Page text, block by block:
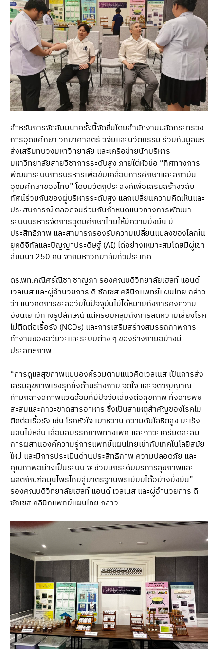
สำหรับการจัดสัมมนาครั้งนี้จัดขึ้นโดยสำนักงานปลัดกระทรวง
การอุดมศึกษา วิทยาศาสตร์ วิจัยและนวัตกรรม ร่วมกับมูลนิธิ
ส่งเสริมทบวงมหาวิทยาลัย และเครือข่ายนักบริหาร
มหาวิทยาลัยสายวิชาการระดับสูง ภายใต้หัวข้อ “ทิศทางการ
พัฒนาระบบการบริหารเพื่อขับเคลื่อนการศึกษาและสถาบัน
อุดมศึกษาของไทย” โดยมีวัตถุประสงค์เพื่อเสริมสร้างวิสัย
ทัศน์ร่วมกันของผู้บริหารระดับสูง แลกเปลี่ยนความคิดเห็นและ
ประสบการณ์ ตลอดจนร่วมกันกำหนดแนวทางการพัฒนา
ระบบบริหารจัดการอุดมศึกษาไทยให้มีความยั่งยืน มี
ประสิทธิภาพ และสามารถรองรับความเปลี่ยนแปลงของโลกใน
ยุคดิจิทัลและปัญญาประดิษฐ์ (AI) ได้อย่างเหมาะสมโดยมีผู้เข้า
สัมมนา 250 คน จากมหาวิทยาลัยทั่วประเทศ
ดร.พท.คณิศร์ณิชา ชาญภา รองคณบดีวิทยาลัยเฮลท์ แอนด์
เวลเนส และผู้อำนวยการ ดี ซักเซส คลินิกแพทย์แผนไทย กล่าว
ว่า แนวคิดการชะลอวัยในปัจจุบันไม่ได้หมายถึงการคงความ
อ่อนเยาว์ทางรูปลักษณ์ แต่ครอบคลุมถึงการลดความเสี่ยงโรค
ไม่ติดต่อเรื้อรัง (NCDs) และการเสริมสร้างสมรรถภาพการ
ทำงานของอวัยวะและระบบต่าง ๆ ของร่างกายอย่างมี
ประสิทธิภาพ
“การดูแลสุขภาพแบบองค์รวมตามแนวคิดเวลเนส เป็นการส่ง
เสริมสุขภาพเชิงรุกทั้งด้านร่างกาย จิตใจ และจิตวิญญาณ
ท่ามกลางสภาพแวดล้อมที่มีปัจจัยเสี่ยงต่อสุขภาพ ทั้งสารพิษ
สะสมและภาวะขาดสารอาหาร ซึ่งเป็นสาเหตุสำคัญของโรคไม่
ติดต่อเรื้อรัง เช่น โรคหัวใจ เบาหวาน ความดันโลหิตสูง มะเร็ง
นอนไม่หลับ เสื่อมสมรรถภาพทางเพศ และภาวะเครียดสะสม
การผสานองค์ความรู้การแพทย์แผนไทยเข้ากับเทคโนโลยีสมัย
ใหม่ และมีการประเมินด้านประสิทธิภาพ ความปลอดภัย และ
คุณภาพอย่างเป็นระบบ จะช่วยยกระดับบริการสุขภาพและ
ผลิตภัณฑ์สมุนไพรไทยสู่มาตรฐานพรีเมียมได้อย่างยั่งยืน”
รองคณบดีวิทยาลัยเฮลท์ แอนด์ เวลเนส และผู้อำนวยการ ดี
ซักเซส คลินิกแพทย์แผนไทย กล่าว